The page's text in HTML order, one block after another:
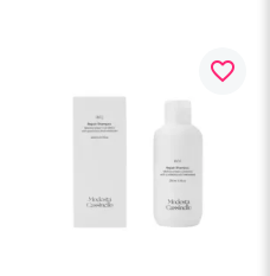
favorite_border